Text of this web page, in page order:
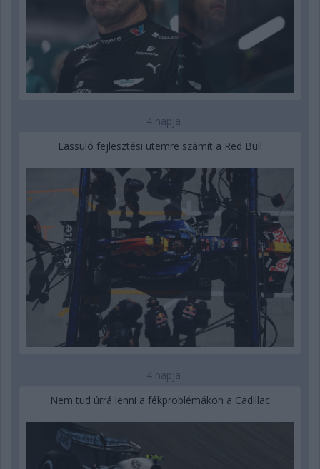
4 napja
Lassuló fejlesztési ütemre számít a Red Bull
4 napja
Nem tud úrrá lenni a fékproblémákon a Cadillac